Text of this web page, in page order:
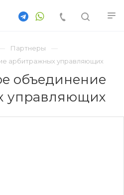
Партнеры
арбитражных управляющих
объединение
управляющих